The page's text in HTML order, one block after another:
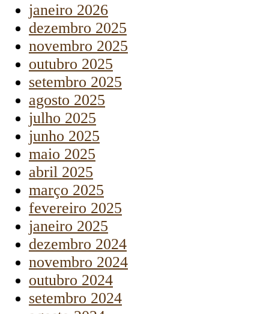
janeiro 2026
dezembro 2025
novembro 2025
outubro 2025
setembro 2025
agosto 2025
julho 2025
junho 2025
maio 2025
abril 2025
março 2025
fevereiro 2025
janeiro 2025
dezembro 2024
novembro 2024
outubro 2024
setembro 2024